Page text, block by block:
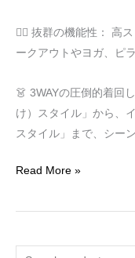
🏃‍♀️ 抜群の機能性： 高
ークアウトやヨガ、ピ
👗 3WAYの圧倒的着回
け）スタイル」から、
スタイル」まで、シー
ピ
ー
ウ
ェ
ア」
Read More »